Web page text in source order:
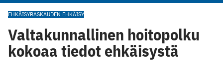
EHKÄISYRASKAUDEN EHKÄISY
Valtakunnallinen hoitopolku
kokoaa tiedot ehkäisystä